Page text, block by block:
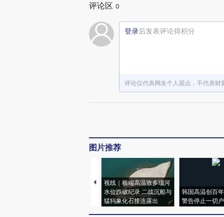
评论区 0
登录后发表评论得积分
评论仅代表网友个人观点，不代表财
图片推荐
视线｜极端高温致多瑙河
水位跌破纪录 二战沉船与
猛犸象化石接连露出
韩国高温创百
警告停止一切